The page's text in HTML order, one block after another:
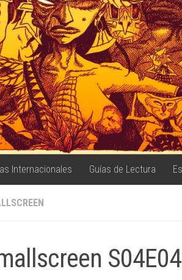
Internacionales Guías de Lectura